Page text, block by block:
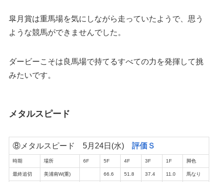
皐月賞は重馬場を気にしながら走っていたようで、思う
ような競馬ができませんでした。
ダービーこそは良馬場で持てるすべての力を発揮して挑
みたいです。
メタルスピード
⑧メタルスピード 5月24日(水)評価Ｓ
時期 場所 6F 5F 4F 3F 1F 脚色
最終追切 美浦南W(重) 66.6 51.8 37.4 11.0 馬なり